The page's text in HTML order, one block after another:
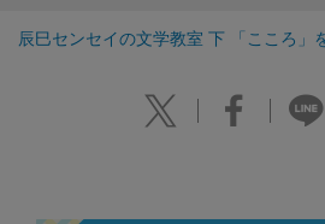
辰巳センセイの文学教室 下 「こころ」